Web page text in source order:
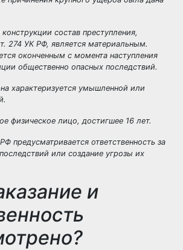
состав преступления,
274 УК РФ, является материальным.
оконченным с момента наступления
общественно опасных последствий.
характеризуется умышленной или
физическое лицо, достигшее 16 лет.
предусматривается ответственность за
или создание угрозы их
и